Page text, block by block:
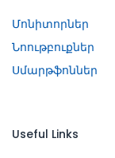
Մոնիտորներ
Նոութբուքներ
Սմարթֆոններ
Useful Links